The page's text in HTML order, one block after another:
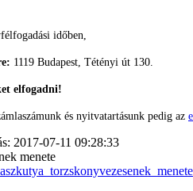
időben,
1119 Budapest, Tétényi út 130.
elfogadni!
és nyitvatartásunk pedig az
2017-07-11 09:28:33
menete